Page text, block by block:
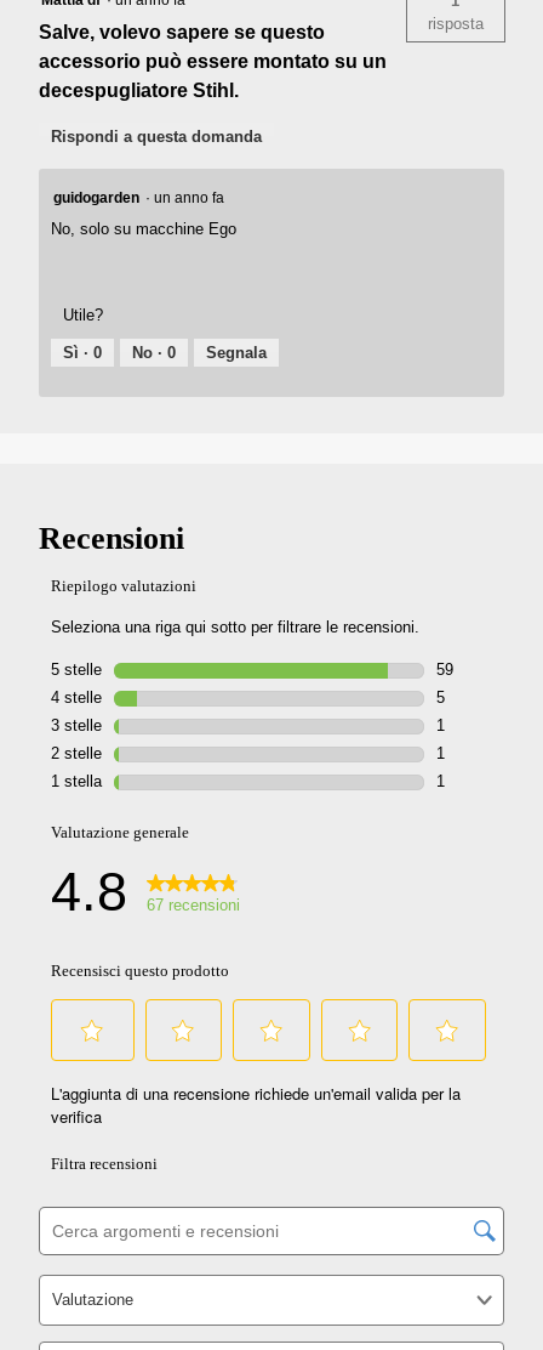
Salve, volevo sapere se questo
accessorio può essere montato su un
decespugliatore Stihl.
risposta
Rispondi a questa domanda
guidogarden · un anno fa
No, solo su macchine Ego
Utile?
Sì ·0 No ·0 Segnala